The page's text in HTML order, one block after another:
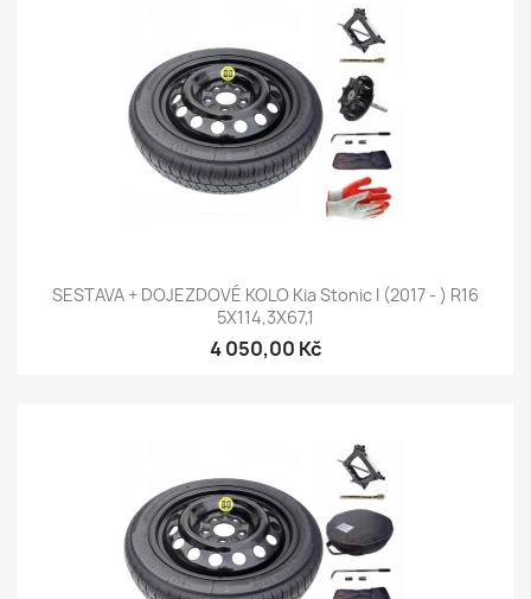
SESTAVA + DOJEZDOVÉ KOLO Kia Stonic I (2017 - ) R16
5X114,3X67,1
4 050,00 Kč